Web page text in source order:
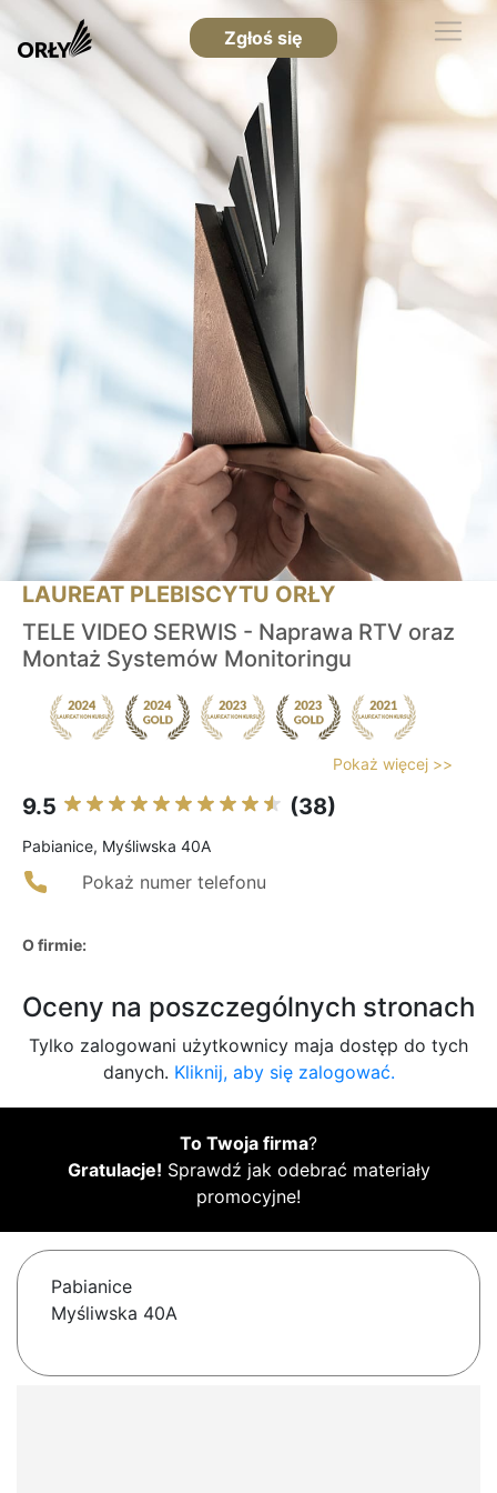
Zgłoś się
LAUREAT PLEBISCYTU ORŁY
TELE VIDEO SERWIS - Naprawa RTV oraz
Montaż Systemów Monitoringu
Pokaż więcej >>
9.5 (38)
Pabianice, Myśliwska 40A
Pokaż numer telefonu
O firmie:
Oceny na poszczególnych stronach
Tylko zalogowani użytkownicy maja dostęp do tych
danych. Kliknij, aby się zalogować.
To Twoja firma?
Gratulacje! Sprawdź jak odebrać materiały
promocyjne!
Pabianice
Myśliwska 40A